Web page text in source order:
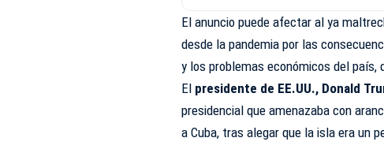
El anuncio puede afectar al ya
desde la pandemia por las
y los problemas económicos del
El presidente de EE.UU., Donald
presidencial que amenazaba con
a Cuba, tras alegar que la isla era un